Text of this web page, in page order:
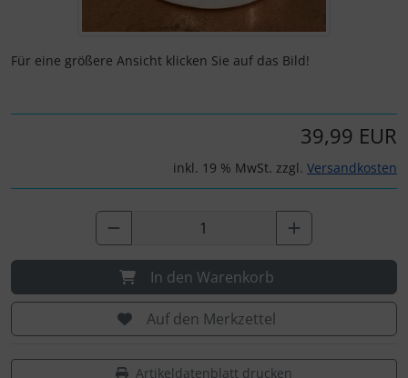
Für eine größere Ansicht klicken Sie auf das Bild!
39,99 EUR
inkl. 19 % MwSt. zzgl. Versandkosten
In den Warenkorb
Auf den Merkzettel
Artikeldatenblatt drucken